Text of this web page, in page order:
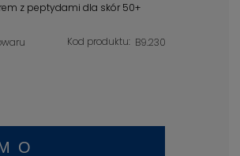
z peptydami dla skór 50+
Kod produktu: B9.230
O